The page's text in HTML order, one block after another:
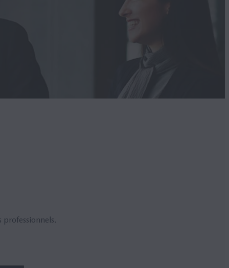
professionnels.